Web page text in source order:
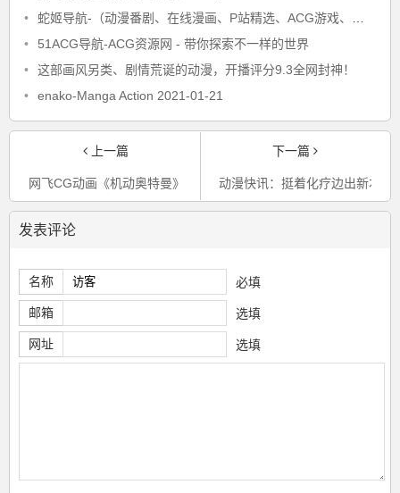
•
蛇姬导航-（动漫番剧、在线漫画、P站精选、ACG游戏、ACG软件、ACG资源）优质二次元网站
•
51ACG导航-ACG资源网 - 带你探索不一样的世界
•
这部画风另类、剧情荒诞的动漫，开播评分9.3全网封神！
•
enako-Manga Action 2021-01-21
上一篇
网飞CG动画《机动奥特曼》第二季定档4月14日上线
下一篇
动漫快讯：挺着化疗边出新本
发表评论
名称 必填
邮箱 选填
网址 选填